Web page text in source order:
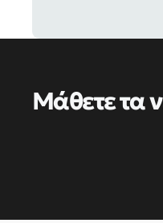
Μάθετε τα